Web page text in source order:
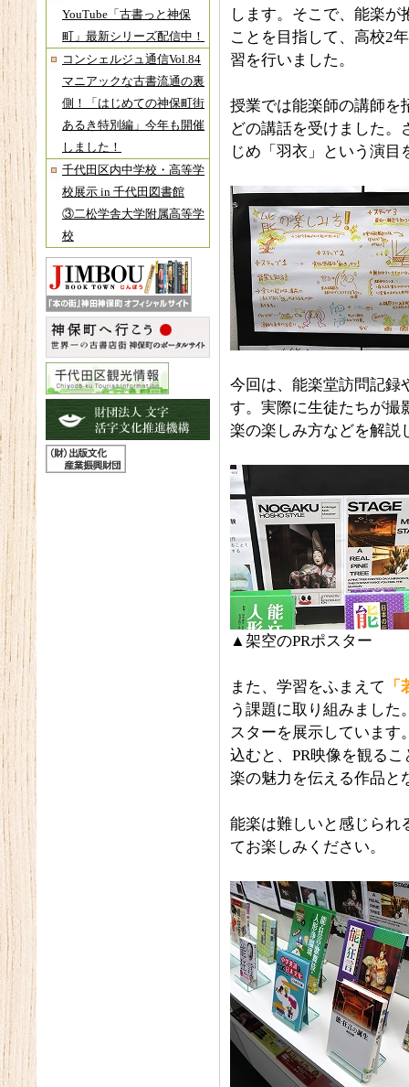
YouTube「古書っと神保
町」最新シリーズ配信中！
コンシェルジュ通信Vol.84
マニアックな古書流通の裏
側！「はじめての神保町街
あるき特別編」今年も開催
しました！
千代田区内中学校・高等学
校展示 in 千代田図書館
③二松学舎大学附属高等学
校
します。そこで、能楽
ことを目指して、高校2
習を行いました。
授業では能楽師の講師を
どの講話を受けました。
じめ「羽衣」という演目
今回は、能楽堂訪問記録
す。実際に生徒たちが撮
楽の楽しみ方などを解説
▲架空のPRポスター
また、学習をふまえて
う課題に取り組みました
スターを展示しています
込むと、PR映像を観る
楽の魅力を伝える作品と
能楽は難しいと感じられ
てお楽しみください。